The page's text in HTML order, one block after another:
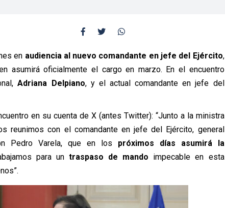
en audiencia al nuevo comandante en jefe del Ejército,
asumirá oficialmente el cargo en marzo. En el encuentro
Adriana Delpiano, y el actual comandante en jefe del
en su cuenta de X (antes Twitter): “Junto a la ministra
reunimos con el comandante en jefe del Ejército, general
Pedro Varela, que en los próximos días asumirá la
para untraspaso de mando impecable en esta